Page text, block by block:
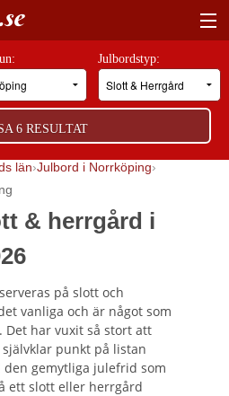
Julbordstyp:
6RESULTAT
län Julbord i Norrköping
& herrgård i
på slott och
vanliga och är något som
har vuxit så stort att
punkt på listan
gemytliga julefrid som
ett slott eller herrgård